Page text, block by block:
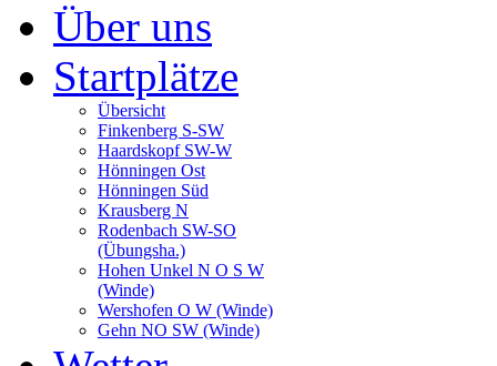
Über uns
Startplätze
Übersicht
Finkenberg S-SW
Haardskopf SW-W
Hönningen Ost
Hönningen Süd
Krausberg N
Rodenbach SW-SO
(Übungsha.)
Hohen Unkel N O S W
(Winde)
Wershofen O W (Winde)
Gehn NO SW (Winde)